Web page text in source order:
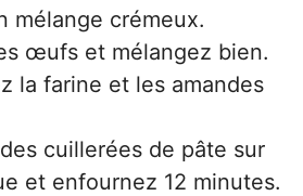
mélange crémeux.
œufs et mélangez bien.
la farine et les amandes
cuillerées de pâte sur
et enfournez 12 minutes.